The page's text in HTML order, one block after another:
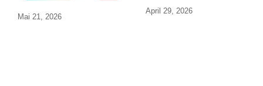
Mai 21, 2026
April 29, 2026